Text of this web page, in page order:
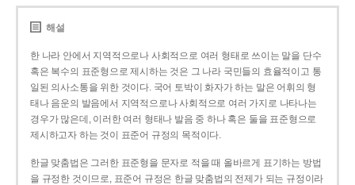
해설
한 나라 안에서 지역적으로나 사회적으로 여러 형태로 쓰이는 말을 단수
혹은 복수의 표준형으로 제시하는 것은 그 나라 국민들의 효율적이고 통
일된 의사소통을 위한 것이다. 국어 토박이 화자가 하는 말은 어휘의 형
태나 음운의 발음에서 지역적으로나 사회적으로 여러 가지로 나타나는
경우가 많은데, 이러한 여러 형태나 발음 중 하나 혹은 둘을 표준형으로
제시하고자 하는 것이 표준어 규정의 목적이다.
한글 맞춤법은 그러한 표준형을 문자로 적을 때 올바르게 표기하는 방법
을 규정한 것이므로, 표준어 규정은 한글 맞춤법의 전제가 되는 규정이라